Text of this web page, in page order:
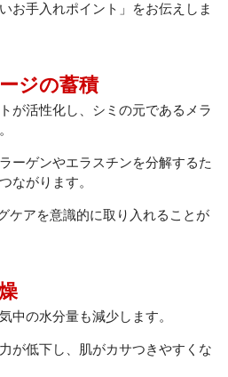
分✨広島メイク教室
お手入れポイント」をお伝えしま
ジの蓄積
が活性化し、シミの元であるメラ
ーゲンやエラスチンを分解するた
ながります。
ケアを意識的に取り入れることが
中の水分量も減少します。
が低下し、肌がカサつきやすくな